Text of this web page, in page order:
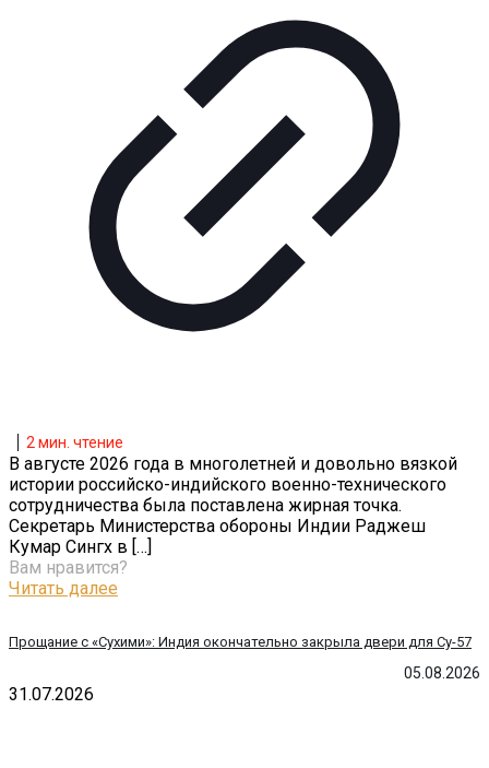
05.08.2026
Прощание с «Сухими»: Индия окончательно закрыла двери для Су-57
2 мин. чтение
В августе 2026 года в многолетней и довольно вязкой
истории российско-индийского военно-технического
сотрудничества была поставлена жирная точка.
Секретарь Министерства обороны Индии Раджеш
Кумар Сингх в […]
Вам нравится?
Читать далее
31.07.2026